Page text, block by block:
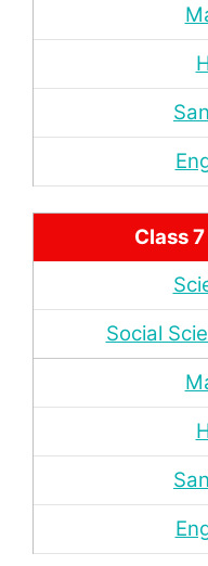
Class
Social